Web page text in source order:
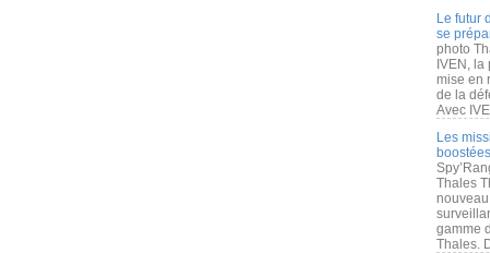
Le futur
se
photo
IVEN,
mise en
de la
Avec
Les
Thales
gamme
Thales.